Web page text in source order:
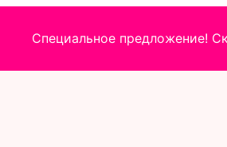
Специальное предложение!